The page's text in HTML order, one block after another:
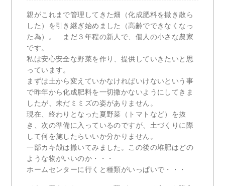
親がこれまで管理してきた畑（化成肥料を撒き散ら
した）を引き継ぎ始めました（高齢でできなくなっ
た為）。 まだ３年程の新人で、個人の小さな農家
です。
私は安心安全な野菜を作り、提供していきたいと思
っています。
まずは土から変えていかなければいけないという事
で昨年から化成肥料を一切撒かないようにしてきま
したが、未だミミズの姿がありません。
現在、終わりとなった夏野菜（トマトなど）を抜
き、次の準備に入っているのですが、土づくりに際
して何を施したらいいか分かりません。
一部カキ殻は撒いてみました。この後の堆肥はどの
ような物がいいのか・・・
ホームセンターに行くと種類がいっぱいで・・・